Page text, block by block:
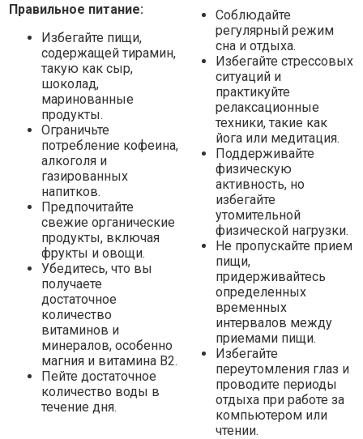
Правильное питание:
Избегайте пищи,
содержащей тирамин,
такую как сыр,
шоколад,
маринованные
продукты.
Ограничьте
потребление кофеина,
алкоголя и
газированных
напитков.
Предпочитайте
свежие органические
продукты, включая
фрукты и овощи.
Убедитесь, что вы
получаете
достаточное
количество
витаминов и
минералов, особенно
магния и витамина B2.
Пейте достаточное
количество воды в
течение дня.
Соблюдайте
регулярный режим
сна и отдыха.
Избегайте стрессовых
ситуаций и
практикуйте
релаксационные
техники, такие как
йога или медитация.
Поддерживайте
физическую
активность, но
избегайте
утомительной
физической нагрузки.
Не пропускайте прием
пищи,
придерживайтесь
определенных
временных
интервалов между
приемами пищи.
Избегайте
переутомления глаз и
проводите периоды
отдыха при работе за
компьютером или
чтении.